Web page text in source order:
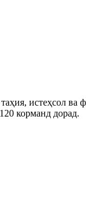
истеҳсол
корманд дорад.